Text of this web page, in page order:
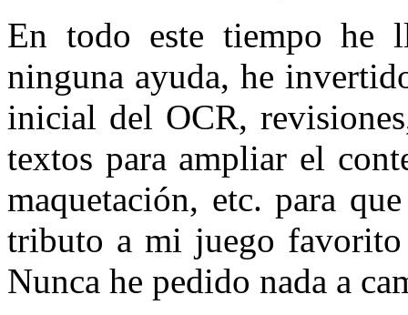
En todo este tiempo he
ninguna ayuda, he
inicial del OCR,
textos para ampliar el
maquetación, etc. para
tributo a mi juego
Nunca he pedido nada a